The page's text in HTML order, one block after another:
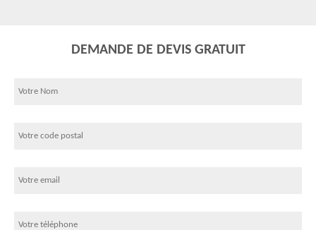
DEMANDE DE DEVIS GRATUIT